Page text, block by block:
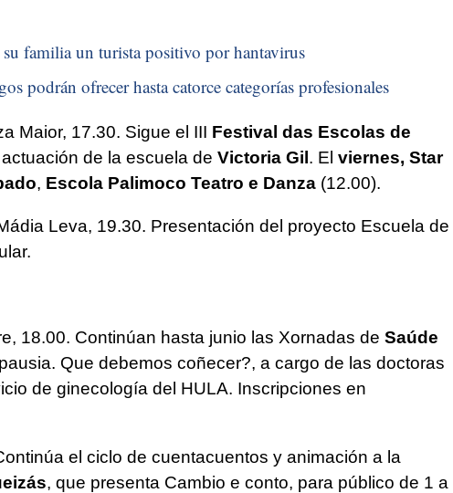
familia un turista positivo por hantavirus
podrán ofrecer hasta catorce categorías profesionales
Maior, 17.30. Sigue el III Festival das Escolas de
de la escuela de Victoria Gil. El viernes, Star
, Escola Palimoco Teatro e Danza(12.00).
Leva, 19.30. Presentación del proyecto Escuela de
18.00. Continúan hasta junio las Xornadas de Saúde
Que debemos coñecer?, a cargo de las doctoras
de ginecología del HULA. Inscripciones en
el ciclo de cuentacuentos y animación a la
, que presenta Cambio e conto, para público de 1 a